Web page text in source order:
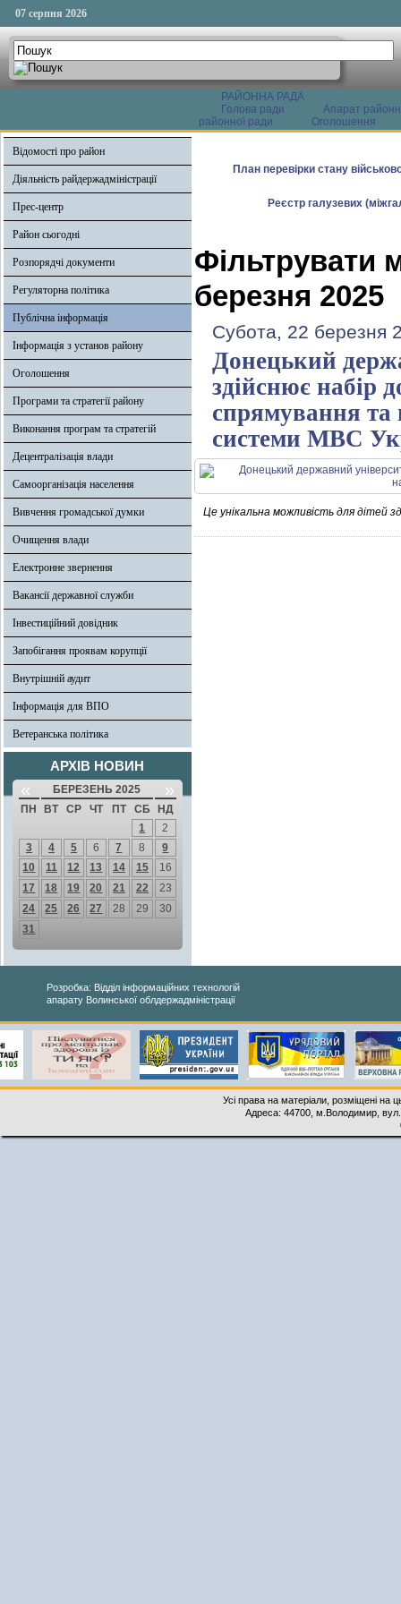
07 серпня 2026
РАЙОННА РАДА
Голова ради
Апарат
районної ради
Оголошення
Відомості про район
Діяльність райдержадміністрації
Прес-центр
Район сьогодні
Розпорядчі документи
Регуляторна політика
Публічна інформація
Інформація з установ району
Оголошення
Програми та стратегії району
Виконання програм та стратегій
Децентралізація влади
Самоорганізація населення
Вивчення громадської думки
Очищення влади
Електронне звернення
Вакансії державної служби
Інвестиційний довідник
Запобігання проявам корупції
Внутрішній аудит
Інформація для ВПО
Ветеранська політика
АРХІВ НОВИН
« БЕРЕЗЕНЬ 2025 »
ПН ВТ СР ЧТ ПТ СБ
НД
1
2
3
4 5 6 7 8
9
10
11 12 13 14 15
16
17
18 19 20 21 22
23
24
25 26 27 28 29
30
31
План перевірки стану
Реєстр галузевих
Фільтрувати
березня 2025
Субота, 22 березня
Донецький
здійснює набір
спрямування та
системи МВС
Це унікальна можливість для дітей
Розробка: Відділ інформаційних технологій
апарату Волинської облдержадміністрації
Усі права на матеріали, розміщені на
Адреса: 44700, м.Володимир,